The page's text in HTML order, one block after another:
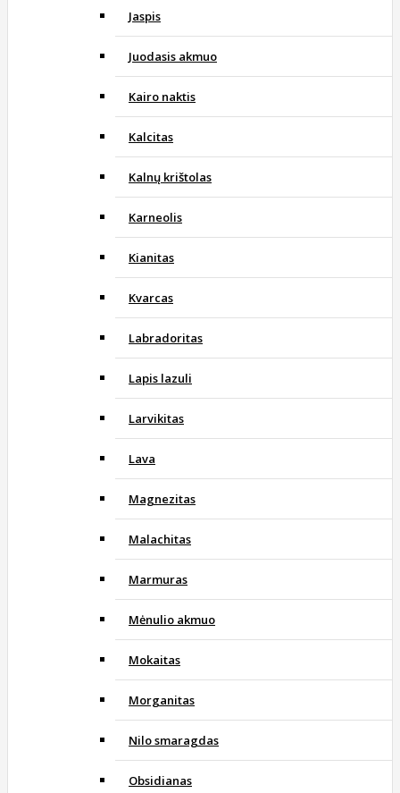
Jaspis
Juodasis akmuo
Kairo naktis
Kalcitas
Kalnų krištolas
Karneolis
Kianitas
Kvarcas
Labradoritas
Lapis lazuli
Larvikitas
Lava
Magnezitas
Malachitas
Marmuras
Mėnulio akmuo
Mokaitas
Morganitas
Nilo smaragdas
Obsidianas